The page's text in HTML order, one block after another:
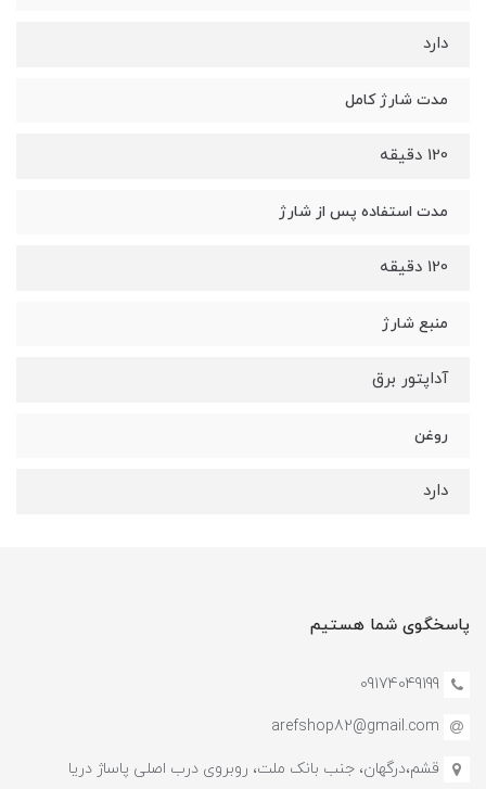
دارد
مدت شارژ کامل
120 دقیقه
مدت استفاده پس از شارژ
120 دقیقه
منبع شارژ
آداپتور برق
روغن
دارد
پاسخگوی شما هستیم
09174049199
arefshop82@gmail.com
قشم،درگهان، جنب بانک ملت، روبروی درب اصلی پاساژ دریا